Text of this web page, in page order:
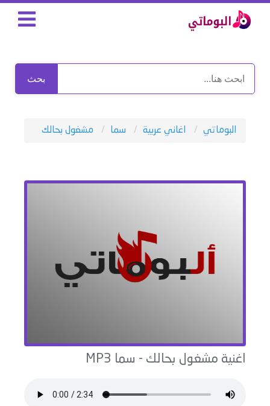
بحث
البوماتي اغاني عربية سما مشغول بحالك
اغنية مشغول بحالك - سما